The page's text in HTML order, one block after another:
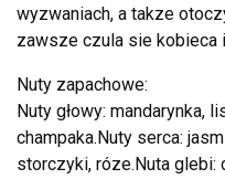
wyzwaniach, a takze
zawsze czula sie kobieca
Nuty zapachowe:
Nuty głowy: mandarynka,
champaka.Nuty serca:
storczyki, róze.Nuta glebi: